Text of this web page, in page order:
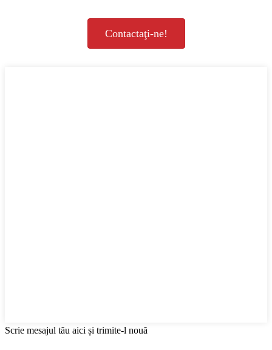
Contactaţi-ne!
Scrie mesajul tău aici și trimite-l nouă